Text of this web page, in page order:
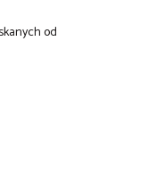
od